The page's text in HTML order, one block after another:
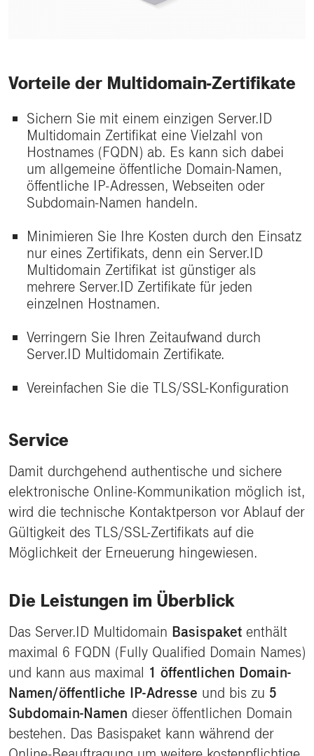
Vorteile der Multidomain-Zertifikate
Sichern Sie mit einem einzigen Server.ID
Multidomain Zertifikat eine Vielzahl von
Hostnames (FQDN) ab. Es kann sich dabei
um allgemeine öffentliche Domain-Namen,
öffentliche IP-Adressen, Webseiten oder
Subdomain-Namen handeln.
Minimieren Sie Ihre Kosten durch den Einsatz
nur eines Zertifikats, denn ein Server.ID
Multidomain Zertifikat ist günstiger als
mehrere Server.ID Zertifikate für jeden
einzelnen Hostnamen.
Verringern Sie Ihren Zeitaufwand durch
Server.ID Multidomain Zertifikate.
Vereinfachen Sie die TLS/SSL-Konfiguration
Service
Damit durchgehend authentische und sichere
elektronische Online-Kommunikation möglich ist,
wird die technische Kontaktperson vor Ablauf der
Gültigkeit des TLS/SSL-Zertifikats auf die
Möglichkeit der Erneuerung hingewiesen.
Die Leistungen im Überblick
Das Server.ID Multidomain Basispaket enthält
maximal 6 FQDN (Fully Qualified Domain Names)
und kann aus maximal 1 öffentlichen Domain-
Namen/öffentliche IP-Adresse und bis zu 5
Subdomain-Namen dieser öffentlichen Domain
bestehen. Das Basispaket kann während der